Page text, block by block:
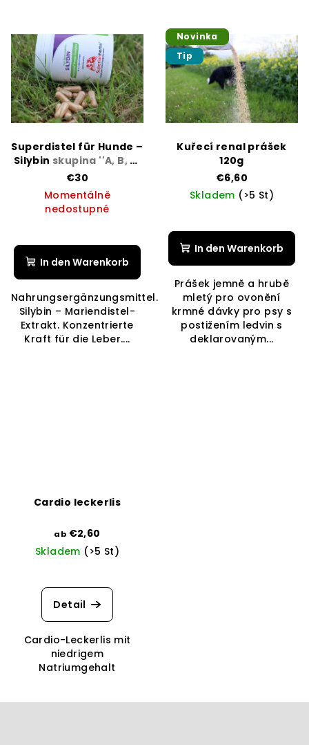
Superdistel für Hunde –
Silybin skupina ''A, B, C,
D, E''
€30
Momentálně
nedostupné
In den Warenkorb
Nahrungsergänzungsmittel.
Silybin – Mariendistel-
Extrakt. Konzentrierte
Kraft für die Leber....
Novinka
Tip
Kuřecí renal prášek
120g
€6,60
Skladem (>5 St)
In den Warenkorb
Prášek jemně a hrubě
mletý pro ovonění
krmné dávky pro psy s
postižením ledvin s
deklarovaným...
Cardio leckerlis
ab €2,60
Skladem (>5 St)
Detail
Cardio-Leckerlis mit
niedrigem
Natriumgehalt